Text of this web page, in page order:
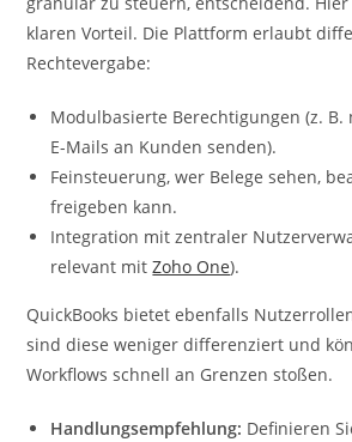
klaren Vorteil. Die Plattform erlaubt
Rechtevergabe:
Modulbasierte Berechtigungen (z.
E-Mails an Kunden senden).
Feinsteuerung, wer Belege sehen,
freigeben kann.
Integration mit zentraler
relevant mitZoho One).
QuickBooks bietet ebenfalls
sind diese weniger differenziert und
Workflows schnell an Grenzen stoßen.
Handlungsempfehlung: Definieren